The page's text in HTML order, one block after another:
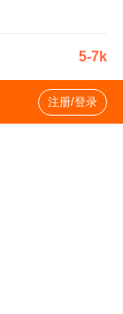
5-7k
注册/登录